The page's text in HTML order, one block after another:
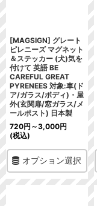
[MAGSIGN] グレート
ピレニーズ マグネット
＆ステッカー (犬)気を
付けて 英語 BE
CAREFUL GREAT
PYRENEES 対象:車(ド
ア/ガラス/ボディ)・屋
外(玄関扉/窓ガラス/メ
ールポスト) 日本製
720円 ～3,000円
(税込)
オプション選択